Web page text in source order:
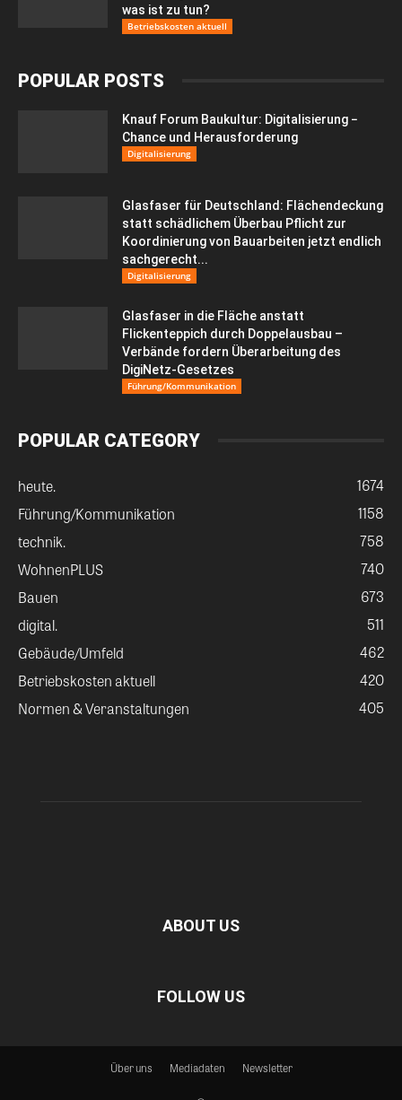
was ist zu tun?
Betriebskosten aktuell
POPULAR POSTS
Knauf Forum Baukultur: Digitalisierung −
Chance und Herausforderung
Digitalisierung
Glasfaser für Deutschland: Flächendeckung
statt schädlichem Überbau Pflicht zur
Koordinierung von Bauarbeiten jetzt endlich
sachgerecht...
Digitalisierung
Glasfaser in die Fläche anstatt
Flickenteppich durch Doppelausbau –
Verbände fordern Überarbeitung des
DigiNetz-Gesetzes
Führung/Kommunikation
POPULAR CATEGORY
heute.
1674
Führung/Kommunikation
1158
technik.
758
WohnenPLUS
740
Bauen
673
digital.
511
Gebäude/Umfeld
462
Betriebskosten aktuell
420
Normen & Veranstaltungen
405
ABOUT US
FOLLOW US
Über uns Mediadaten Newsletter